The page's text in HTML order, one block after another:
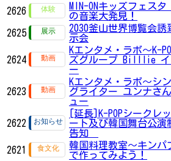
2626
MIN-ONキッズフェスタ
の音楽大発見！
2625
2030釜山世界博覧会誘
示会
2624
Kエンタメ・ラボ～K-
ズグループ Billlie イ
ー
2623
Kエンタメ・ラボ～シ
グライター ユンナさ
ュー
2622
[延長]K-POPシークレ
ート及び韓国舞台公演
告知
2621
韓国料理教室〜キンパ
で作ってみよう！